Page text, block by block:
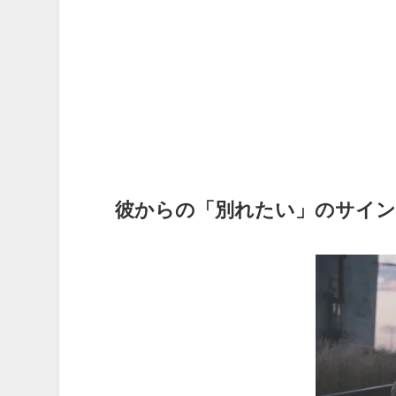
彼からの「別れたい」のサイ